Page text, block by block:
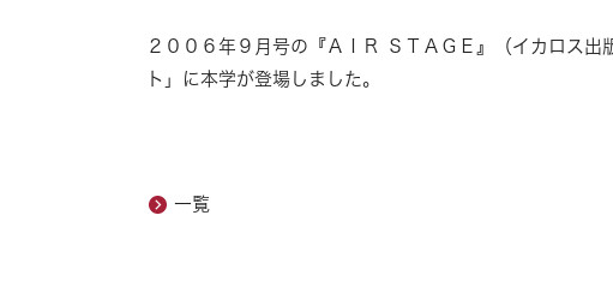
２００６年９月号の『ＡＩＲ ＳＴＡＧＥ』（イカロス
ト」に本学が登場しました。
一覧